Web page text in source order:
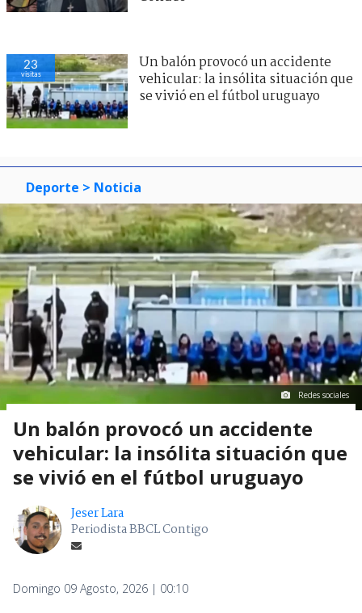
23
visitas
Un balón provocó un accidente
vehicular: la insólita situación que
se vivió en el fútbol uruguayo
Deporte > Noticia
Redes sociales
Un balón provocó un accidente
vehicular: la insólita situación que
se vivió en el fútbol uruguayo
Jeser Lara
Periodista BBCL Contigo
Domingo 09 Agosto, 2026 | 00:10